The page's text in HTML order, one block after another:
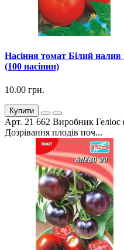
Насіння томат Білий налив
(100 насінин)
10.00 грн.
Купити
Арт. 21 662 Виробник Геліос
Дозрівання плодів поч...